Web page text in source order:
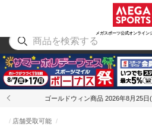
メガスポーツ公式オンライン
アウトドア
ゴールドウィン商品 2026年8月25
店舗受取可能